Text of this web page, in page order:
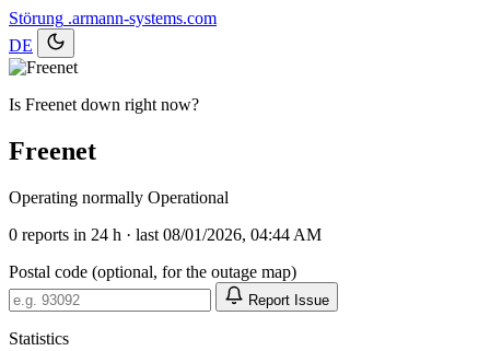
Störung .armann-systems.com
DE
Is Freenet down right now?
Freenet
Operating normally Operational
0 reports in 24 h · last 08/01/2026, 04:44 AM
Postal code (optional, for the outage map)
Report Issue
Statistics